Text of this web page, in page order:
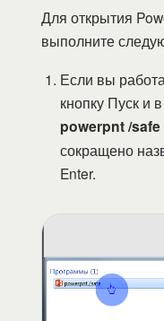
Для открытия
выполните
Если вы
кнопку Пуск и
powerpnt /safe
сокращено
Enter.